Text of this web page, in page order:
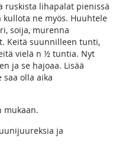
ruskista lihapalat pienissä
ne myös. Huuhtele
soija, murenna
Keitä suunnilleen tunti,
vielä n ½ tuntia. Nyt
ja se hajoaa. Lisää
olla aika
mukaan.
ja